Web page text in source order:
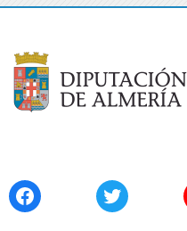
FacebookTwitter